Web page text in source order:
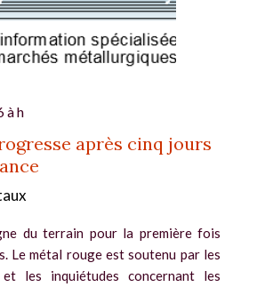
à h
après cinq jours
du terrain pour la première fois
Le métal rouge est soutenu par les
les inquiétudes concernant les